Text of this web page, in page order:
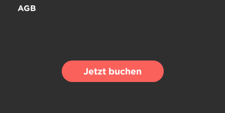
AGB
Jetzt buchen